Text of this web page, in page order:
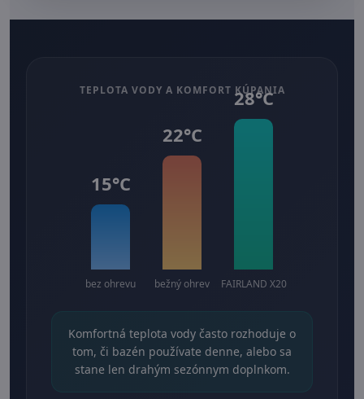
TEPLOTA VODY A KOMFORT KÚPANIA
15°C
bez ohrevu
22°C
bežný ohrev
28°C
FAIRLAND X20
Komfortná teplota vody často rozhoduje o
tom, či bazén používate denne, alebo sa
stane len drahým sezónnym doplnkom.